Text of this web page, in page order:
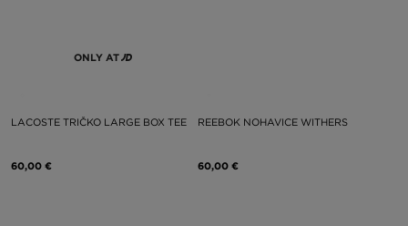
ONLY AT
LACOSTE TRIČKO LARGE BOX TEE
60,00 €
REEBOK NOHAVICE WITHERS
60,00 €